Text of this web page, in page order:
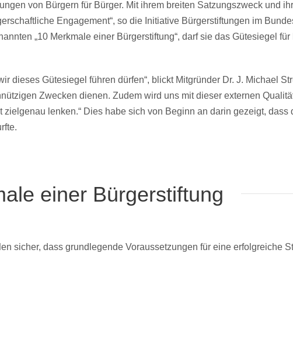
von Bürgern für Bürger. Mit ihrem breiten Satzungszweck und
Engagement“, so die Initiative Bürgerstiftungen im
„10 Merkmale einer Bürgerstiftung“, darf sie das Gütesiegel
dieses Gütesiegel führen dürfen“, blickt Mitgründer Dr. J. Michael
Zwecken dienen. Zudem wird uns mit dieser externen
zielgenau lenken.“ Dies habe sich von Beginn an darin gezeigt,
einer Bürgerstiftung
sicher, dass grundlegende Voraussetzungen für eine erfolgreiche